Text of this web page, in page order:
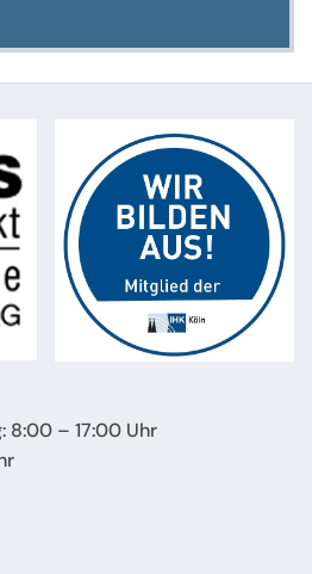
8:00 – 17:00 Uhr